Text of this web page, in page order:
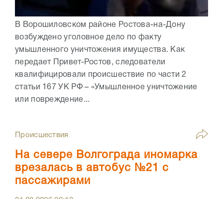
В Ворошиловском районе Ростова-на-Дону
возбуждено уголовное дело по факту
умышленного уничтожения имущества. Как
передает Привет-Ростов, следователи
квалифицировали происшествие по части 2
статьи 167 УК РФ – «Умышленное уничтожение
или повреждение...
Происшествия
На севере Волгограда иномарка
врезалась в автобус №21 с
пассажирами